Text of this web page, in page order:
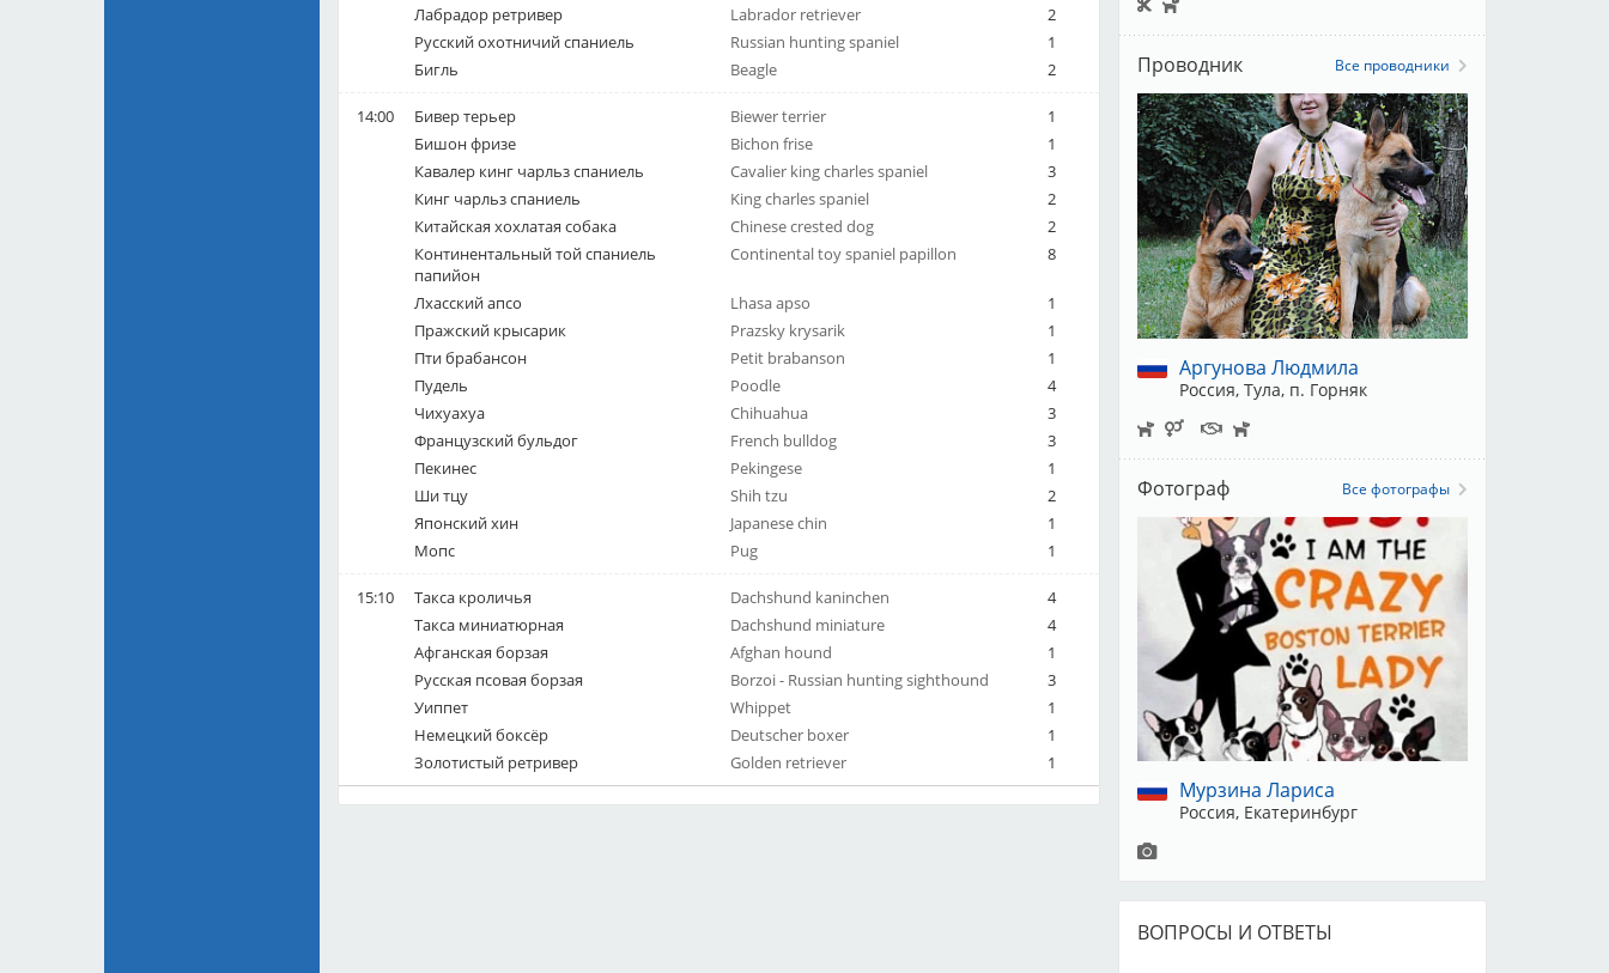
Лабрадор ретривер
Labrador retriever
2
Русский охотничий спаниель
Russian hunting spaniel
1
Бигль
Beagle 2
14:00 Бивер терьер Biewer terrier
1
Бишон фризе
Bichon frise
1
Кавалер кинг чарльз спаниель
Cavalier king charles spaniel
3
Кинг чарльз спаниель
King charles spaniel
2
Китайская хохлатая собака
Chinese crested dog
2
Континентальный той спаниель
папийон
Continental toy spaniel papillon 8
Лхасский апсо Lhasa apso
1
Пражский крысарик
Prazsky krysarik
1
Пти брабансон
Petit brabanson
1
Пудель
Poodle
4
Чихуахуа
Chihuahua
3
Французский бульдог
French bulldog
3
Пекинес
Pekingese
1
Ши тцу
Shih tzu
2
Японский хин
Japanese chin
1
Мопс
Pug 1
15:10 Такса кроличья Dachshund kaninchen
4
Такса миниатюрная
Dachshund miniature
4
Афганская борзая
Afghan hound
1
Русская псовая борзая
Borzoi - Russian hunting sighthound
3
Уиппет
Whippet
1
Немецкий боксёр
Deutscher boxer
1
Золотистый ретривер
Golden retriever 1
Проводник
Аргунова Людмила
Россия, Тула, п. Горняк
Все проводники
Фотограф
Мурзина Лариса
Россия, Екатеринбург
Все фотографы
ВОПРОСЫ И ОТВЕТЫ